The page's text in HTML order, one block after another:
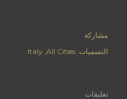
مشاركة
التسميات: All Cities
Italy
تعليقات